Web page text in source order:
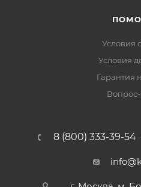
Условия
Условия
Гарантия
Вопрос-
8 (800) 333-39-54